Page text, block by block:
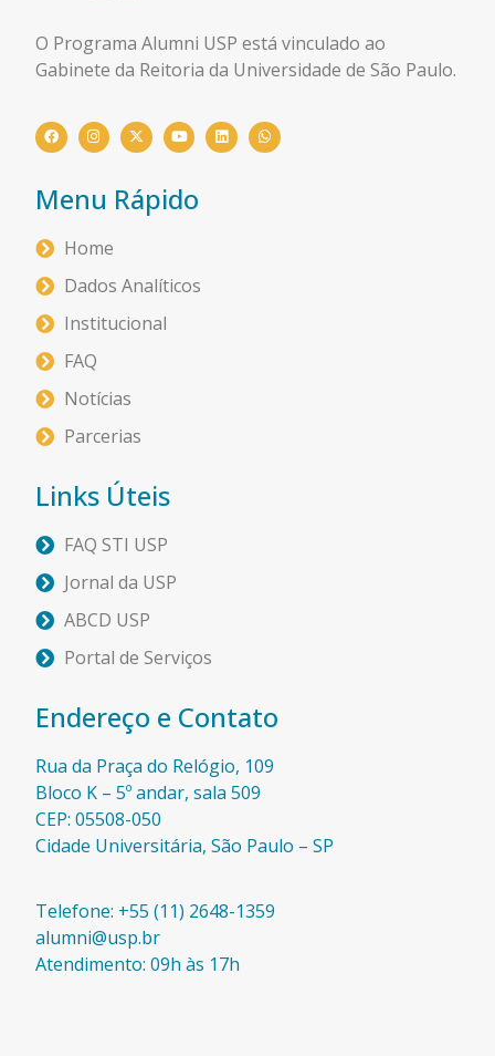
O Programa Alumni USP está vinculado ao
Gabinete da Reitoria da Universidade de São Paulo.
Menu Rápido
Home
Dados Analíticos
Institucional
FAQ
Notícias
Parcerias
Links Úteis
FAQ STI USP
Jornal da USP
ABCD USP
Portal de Serviços
Endereço e Contato
Rua da Praça do Relógio, 109
Bloco K – 5º andar, sala 509
CEP: 05508-050
Cidade Universitária, São Paulo – SP​
Telefone: +55 (11) 2648-1359
alumni@usp.br
Atendimento: 09h às 17h